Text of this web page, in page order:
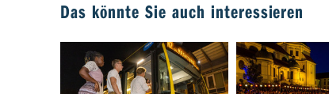
Das könnte Sie auch interessieren